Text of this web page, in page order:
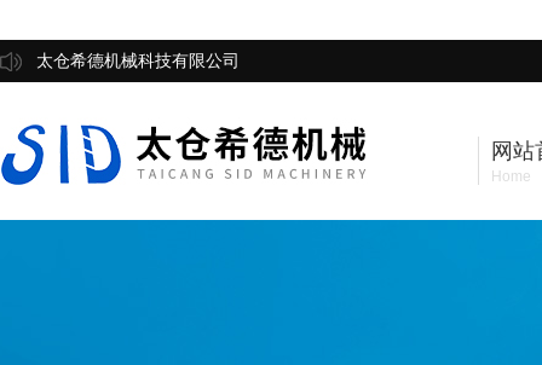
太仓希德机械科技有限公司
网站
Home